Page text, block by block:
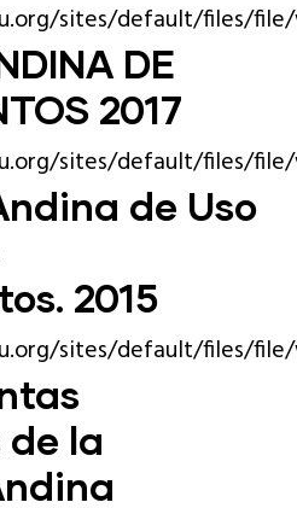
sites/default/files/file/
DE
2017
sites/default/files/
de Uso
2015
sites/default/files/
la